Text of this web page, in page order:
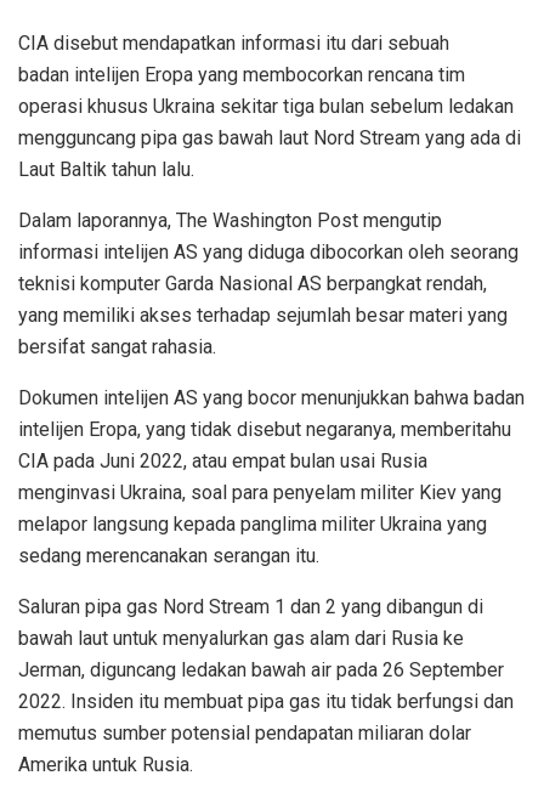
CIA disebut mendapatkan informasi itu dari sebuah
badan intelijen Eropa yang membocorkan rencana tim
operasi khusus Ukraina sekitar tiga bulan sebelum ledakan
mengguncang pipa gas bawah laut Nord Stream yang ada di
Laut Baltik tahun lalu.
Dalam laporannya, The Washington Post mengutip
informasi intelijen AS yang diduga dibocorkan oleh seorang
teknisi komputer Garda Nasional AS berpangkat rendah,
yang memiliki akses terhadap sejumlah besar materi yang
bersifat sangat rahasia.
Dokumen intelijen AS yang bocor menunjukkan bahwa badan
intelijen Eropa, yang tidak disebut negaranya, memberitahu
CIA pada Juni 2022, atau empat bulan usai Rusia
menginvasi Ukraina, soal para penyelam militer Kiev yang
melapor langsung kepada panglima militer Ukraina yang
sedang merencanakan serangan itu.
Saluran pipa gas Nord Stream 1 dan 2 yang dibangun di
bawah laut untuk menyalurkan gas alam dari Rusia ke
Jerman, diguncang ledakan bawah air pada 26 September
2022. Insiden itu membuat pipa gas itu tidak berfungsi dan
memutus sumber potensial pendapatan miliaran dolar
Amerika untuk Rusia.